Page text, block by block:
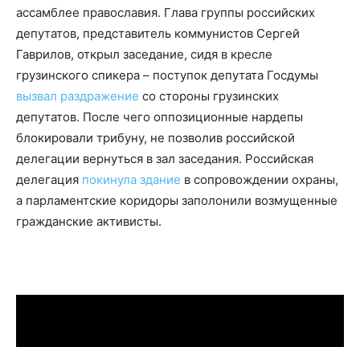
ассамблее православия. Глава группы российских
депутатов, представитель коммунистов Сергей
Гаврилов, открыл заседание, сидя в кресле
грузинского спикера – поступок депутата Госдумы
вызвал раздражение со стороны грузинских
депутатов. После чего оппозиционные нардепы
блокировали трибуну, не позволив российской
делегации вернуться в зал заседания. Российская
делегация покинула здание в сопровождении охраны,
а парламентские коридоры заполонили возмущенные
гражданские активисты.